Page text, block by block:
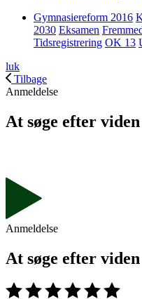
Gymnasiereform 2016
2030 Eksamen
Tidsregistrering OK 13
luk
Tilbage
Anmeldelse
At søge efter
Anmeldelse
At søge efter